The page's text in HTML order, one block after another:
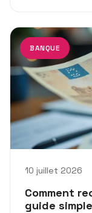
BANQUE
10 juillet 2026
Comment
guide